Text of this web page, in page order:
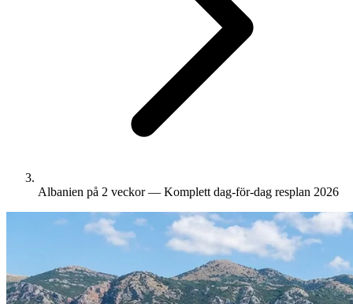
Albanien på 2 veckor — Komplett dag-för-dag resplan 2026